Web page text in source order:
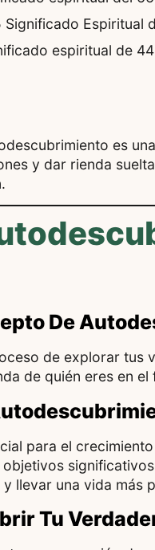
Espiritual
espiritual de
es
y dar rienda
De
de explorar tus
de quién eres en
para el
llevar una vida más
Tu